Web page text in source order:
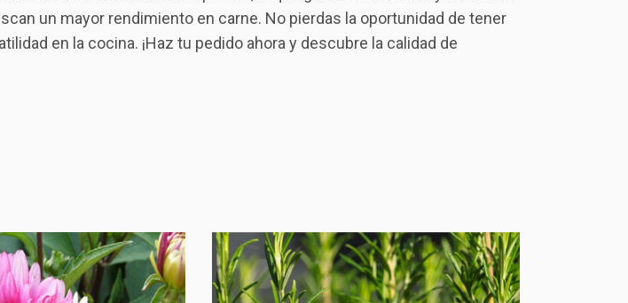
un mayor rendimiento en carne. No pierdas la oportunidad de tener
en la cocina. ¡Haz tu pedido ahora y descubre la calidad de